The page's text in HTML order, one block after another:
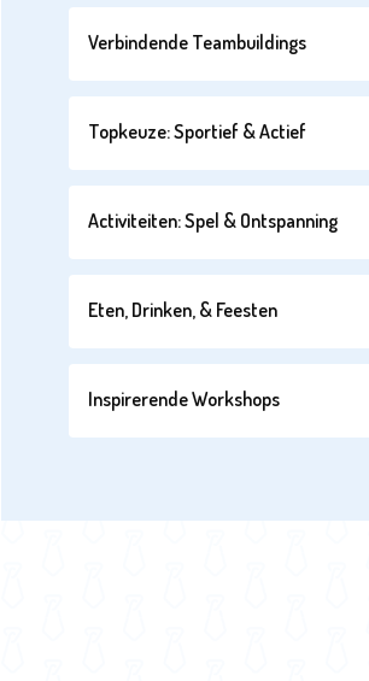
Verbindende Teambuildings
Topkeuze: Sportief & Actief
Activiteiten: Spel & Ontspanning
Eten, Drinken, & Feesten
Inspirerende Workshops